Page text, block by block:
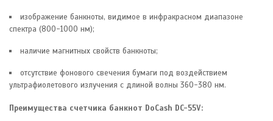
изображение банкноты, видимое в инфракрасном диапазоне
спектра (800-1000 нм);
наличие магнитных свойств банкноты;
отсутствие фонового свечения бумаги под воздействием
ультрафиолетового излучения с длиной волны 360-380 нм.
Преимущества счетчика банкнот DoCash DC-55V: